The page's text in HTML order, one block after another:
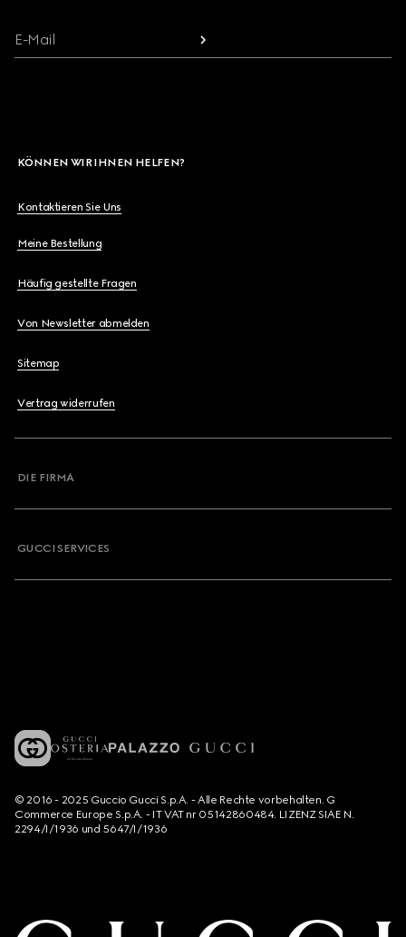
E-Mail
KÖNNEN WIR IHNEN HELFEN?
Kontaktieren Sie Uns
Meine Bestellung
Häufig gestellte Fragen
Von Newsletter abmelden
Sitemap
Vertrag widerrufen
DIE FIRMA
GUCCI SERVICES
© 2016 - 2025 Guccio Gucci S.p.A. - Alle Rechte vorbehalten. G
Commerce Europe S.p.A. - IT VAT nr 05142860484. LIZENZ SIAE N.
2294/I/1936 und 5647/I/1936